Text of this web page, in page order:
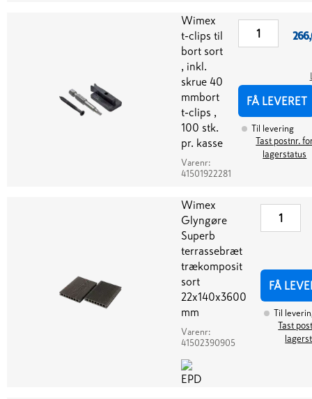
Wimex
t-clips til
bort sort
, inkl.
skrue 40
mmbort
t-clips ,
100 stk.
pr. kasse
Varenr:
41501922281
FÅ LEVERET
Til levering
Tast postnr.
lagerstatus
Wimex
Glyngøre
Superb
terrassebræt
trækomposit
sort
22x140x3600
mm
Varenr:
41502390905
FÅ
Til
Tast